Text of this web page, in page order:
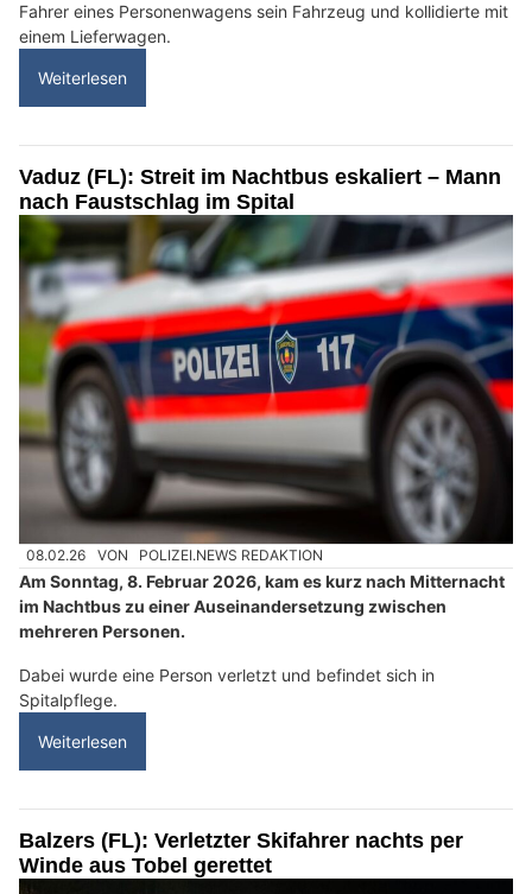
Fahrer eines Personenwagens sein Fahrzeug und kollidierte mit
einem Lieferwagen.
Weiterlesen
Vaduz (FL): Streit im Nachtbus eskaliert – Mann
nach Faustschlag im Spital
08.02.26 VON POLIZEI.NEWS REDAKTION
Am Sonntag, 8. Februar 2026, kam es kurz nach Mitternacht
im Nachtbus zu einer Auseinandersetzung zwischen
mehreren Personen.
Dabei wurde eine Person verletzt und befindet sich in
Spitalpflege.
Weiterlesen
Balzers (FL): Verletzter Skifahrer nachts per
Winde aus Tobel gerettet